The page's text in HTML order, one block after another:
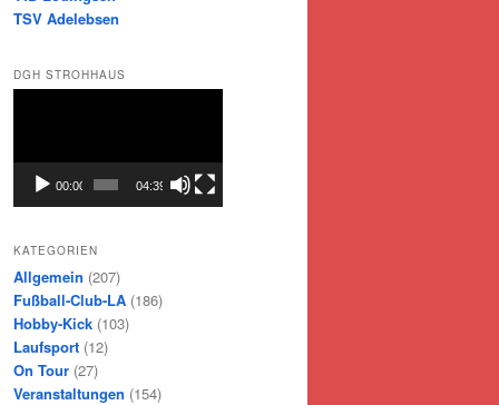
TSV Adelebsen
DGH STROHHAUS
00:00 04:39
KATEGORIEN
Allgemein (207)
Fußball-Club-LA (186)
Hobby-Kick (103)
Laufsport (12)
On Tour (27)
Veranstaltungen (154)